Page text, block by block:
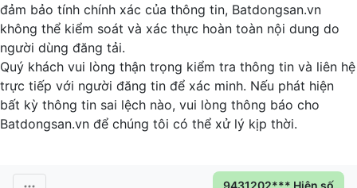
đảm bảo tính chính xác của thông tin, Batdongsan.vn
không thể kiểm soát và xác thực hoàn toàn nội dung do
người dùng đăng tải.
Quý khách vui lòng thận trọng kiểm tra thông tin và liên hệ
trực tiếp với người đăng tin để xác minh. Nếu phát hiện
bất kỳ thông tin sai lệch nào, vui lòng thông báo cho
Batdongsan.vn để chúng tôi có thể xử lý kịp thời.
9431202*** Hiện số